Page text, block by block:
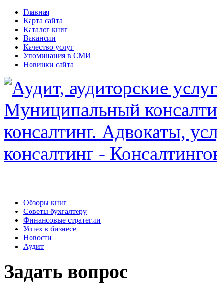
Главная
Карта сайта
Каталог книг
Вакансии
Качество услуг
Упоминания в СМИ
Новинки сайта
Обзоры книг
Советы бухгалтеру
Финансовые стратегии
Успех в бизнесе
Новости
Аудит
Задать вопрос